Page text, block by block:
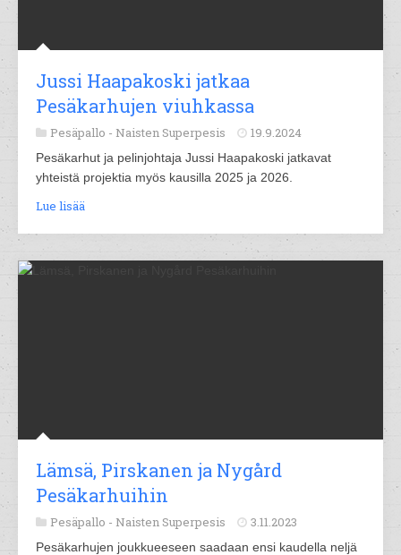
Jussi Haapakoski jatkaa
Pesäkarhujen viuhkassa
Pesäpallo - Naisten Superpesis 19.9.2024
Pesäkarhut ja pelinjohtaja Jussi Haapakoski jatkavat
yhteistä projektia myös kausilla 2025 ja 2026.
Lue lisää
Lämsä, Pirskanen ja Nygård
Pesäkarhuihin
Pesäpallo - Naisten Superpesis 3.11.2023
Pesäkarhujen joukkueeseen saadaan ensi kaudella neljä